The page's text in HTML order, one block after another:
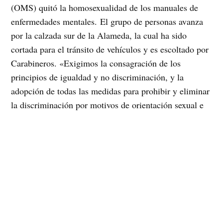
(OMS) quitó la homosexualidad de los manuales de
enfermedades mentales. El grupo de personas avanza
por la calzada sur de la Alameda, la cual ha sido
cortada para el tránsito de vehículos y es escoltado por
Carabineros. «Exigimos la consagración de los
principios de igualdad y no discriminación, y la
adopción de todas las medidas para prohibir y eliminar
la discriminación por motivos de orientación sexual e